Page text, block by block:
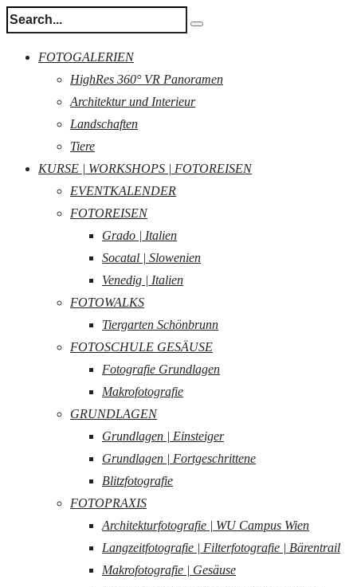
FOTOGALERIEN
HighRes 360° VR Panoramen
Architektur und Interieur
Landschaften
Tiere
KURSE | WORKSHOPS | FOTOREISEN
EVENTKALENDER
FOTOREISEN
Grado | Italien
Socatal | Slowenien
Venedig | Italien
FOTOWALKS
Tiergarten Schönbrunn
FOTOSCHULE GESÄUSE
Fotografie Grundlagen
Makrofotografie
GRUNDLAGEN
Grundlagen | Einsteiger
Grundlagen | Fortgeschrittene
Blitzfotografie
FOTOPRAXIS
Architekturfotografie | WU Campus Wien
Langzeitfotografie | Filterfotografie | Bärentrail
Makrofotografie | Gesäuse